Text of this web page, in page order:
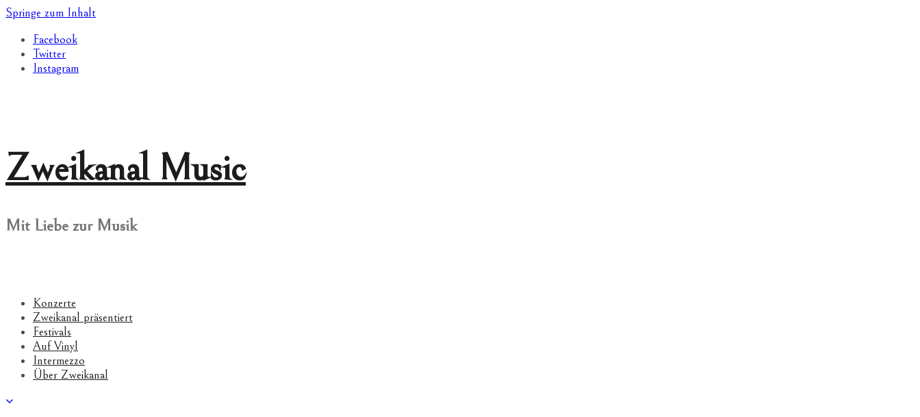
Springe zum Inhalt
Facebook
Twitter
Instagram
Zweikanal Music
Mit Liebe zur Musik
Konzerte
Zweikanal präsentiert
Festivals
Auf Vinyl
Intermezzo
Über Zweikanal